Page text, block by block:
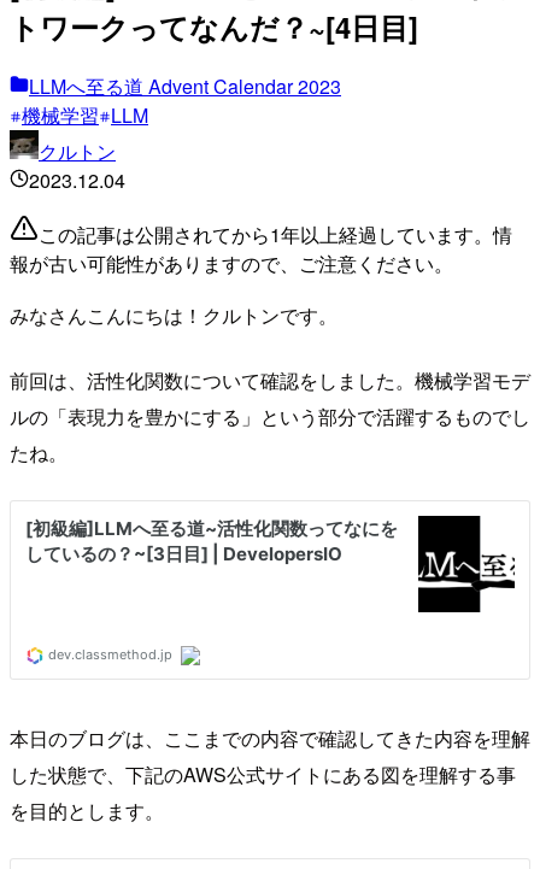
トワークってなんだ？~[4日目]
LLMへ至る道 Advent Calendar 2023
機械学習 LLM
クルトン
2023.12.04
この記事は公開されてから1年以上経過しています。情
報が古い可能性がありますので、ご注意ください。
みなさんこんにちは！クルトンです。
前回は、活性化関数について確認をしました。機械学習モデ
ルの「表現力を豊かにする」という部分で活躍するものでし
たね。
本日のブログは、ここまでの内容で確認してきた内容を理解
した状態で、下記のAWS公式サイトにある図を理解する事
を目的とします。